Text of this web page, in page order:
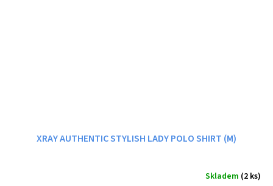
XRAY AUTHENTIC STYLISH LADY POLO SHIRT (M)
Skladem (2 ks)